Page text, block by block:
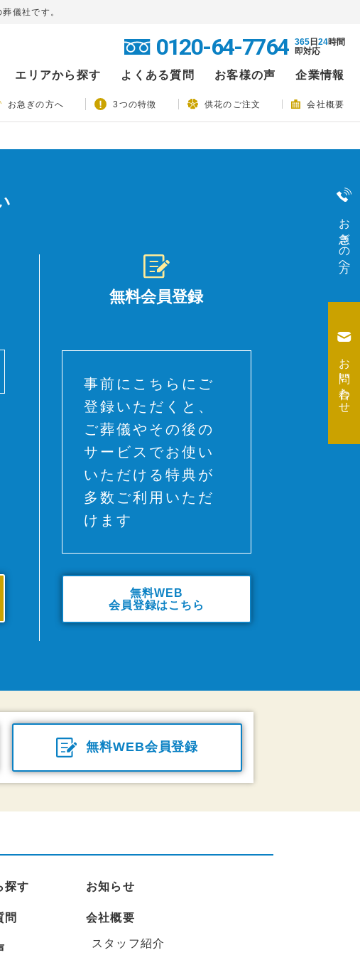
儀社です。
0120-64-7764 365日 24時間
即対応
エリアから探す よくある質問 お客様の声 企業情報
お急ぎの方へ 3つの特徴 供花のご注文 会社概要
お急ぎの方へ
お問い合わせ
無料会員登録
事前にこちらにご
登録いただくと、
ご葬儀やその後の
サービスでお使い
いただける特典が
多数ご利用いただ
けます
無料WEB
会員登録はこちら
無料WEB会員登録
探す
問
お知らせ
会社概要
スタッフ紹介